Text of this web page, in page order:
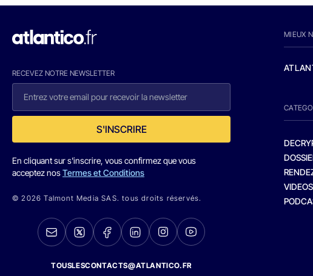
RECEVEZ NOTRE NEWSLETTER
S'INSCRIRE
En cliquant sur s'inscrire, vous confirmez que vous
acceptez nosTermes et Conditions
© 2026 Talmont Media SAS. tous droits réservés.
TOUSLESCONTACTS@ATLANTICO.FR
MIEUX
VIDEOS